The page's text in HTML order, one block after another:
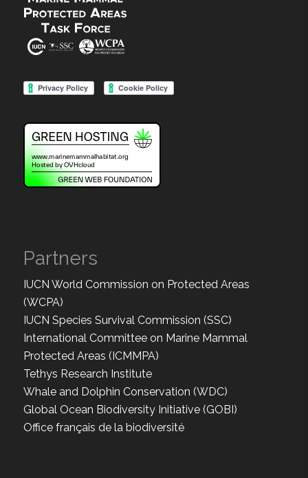
Partners
IUCN World Commission on Protected Areas
(WCPA)
IUCN Species Survival Commission (SSC)
International Committee on Marine Mammal
Protected Areas (ICMMPA)
Tethys Research Institute
Whale and Dolphin Conservation (WDC)
Global Ocean Biodiversity Initiative (GOBI)
Office français de la biodiversité